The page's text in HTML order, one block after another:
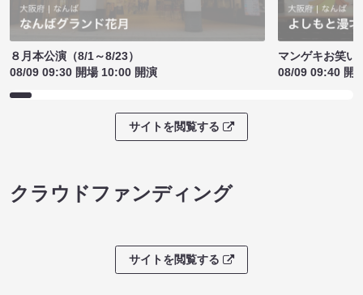
８月本公演（8/1～8/23）
08/09 09:30 開場 10:00 開演
マンゲキお笑い
08/09 09:40 開
サイトを閲覧する
クラウドファンディング
サイトを閲覧する